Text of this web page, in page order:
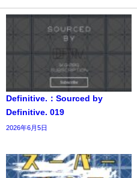
Definitive.：Sourced by
Definitive. 019
2026年6月5日